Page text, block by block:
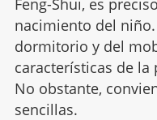
nacimiento del
dormitorio y del
características de la
No obstante,
sencillas.